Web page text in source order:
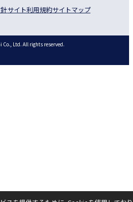
サイト利用規約サイトマップ
Co., Ltd. All rights reserved.